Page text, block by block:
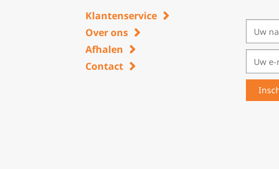
Klantenservice
Over ons
Afhalen
Contact